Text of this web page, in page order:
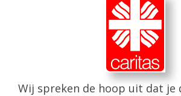
Wij spreken de hoop uit dat je